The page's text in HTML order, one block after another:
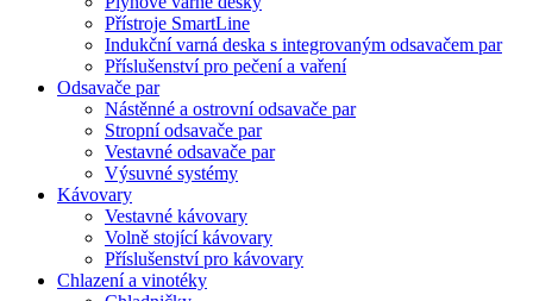
Přístroje SmartLine
Indukční varná deska s integrovaným odsavačem par
Příslušenství pro pečení a vaření
Odsavače par
Nástěnné a ostrovní odsavače par
Stropní odsavače par
Vestavné odsavače par
Výsuvné systémy
Kávovary
Vestavné kávovary
Volně stojící kávovary
Příslušenství pro kávovary
Chlazení a vinotéky